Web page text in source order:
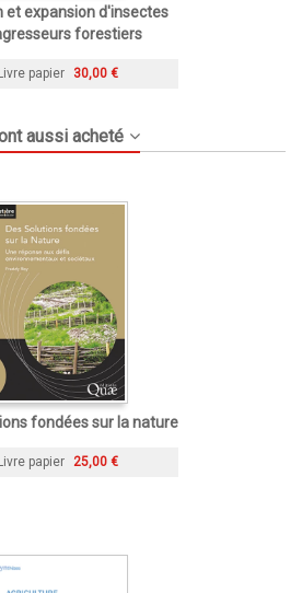
et expansion d'insectes
forestiers
papier 30,00 €
aussi acheté
fondées sur la nature
papier 25,00 €